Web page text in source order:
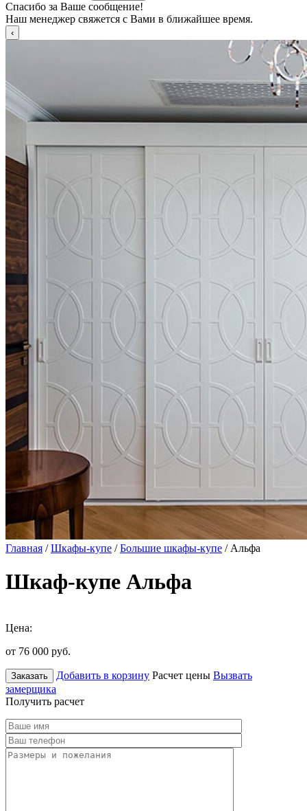
Спасибо за Ваше сообщение!
Наш менеджер свяжется с Вами в ближайшее время.
Главная /Шкафы-купе /Большие шкафы-купе / Альфа
Шкаф-купе Альфа
Цена:
от 76 000 руб.
Заказать Добавить в корзину Расчет цены Вызвать
замерщика
Получить расчет